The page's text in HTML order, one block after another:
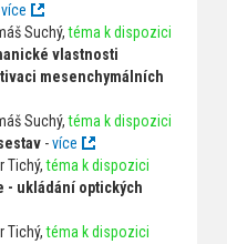
více
Suchý,téma k dispozici
vlastnosti
mesenchymálních
Suchý,téma k dispozici
-více
Tichý,téma k dispozici
- ukládání optických
Tichý,téma k dispozici